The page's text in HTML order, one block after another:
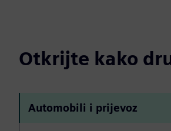
Otkrijte kako
Automobili i prijevoz